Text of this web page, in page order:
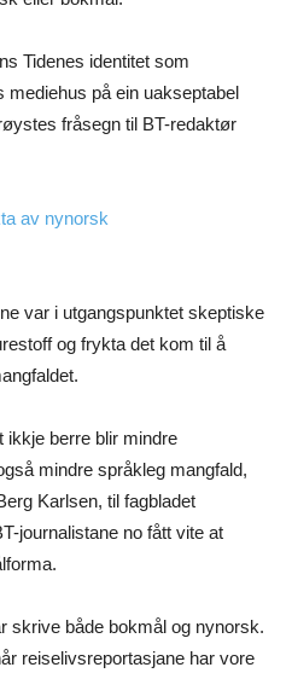
Tidenes identitet som
mediehus på ein uakseptabel
fråsegn til BT-redaktør
av nynorsk
var i utgangspunktet skeptiske
og frykta det kom til å
ikkje berre blir mindre
mindre språkleg mangfald,
Karlsen, til fagbladet
journalistane no fått vite at
skrive både bokmål og nynorsk.
reiselivsreportasjane har vore